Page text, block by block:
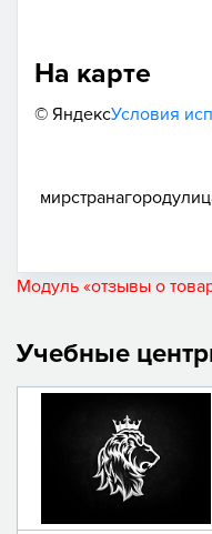
На карте
© ЯндексУсловия
мирстранагород
Модуль «отзывы о
Учебные